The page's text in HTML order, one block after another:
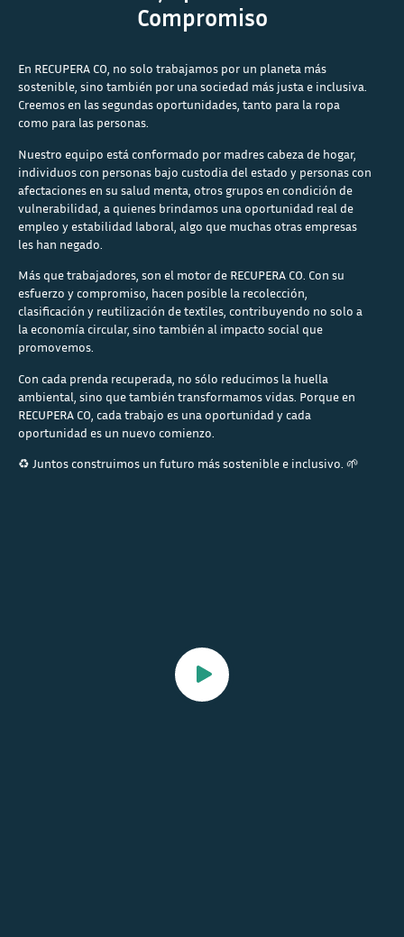
Compromiso
En RECUPERA CO, no solo trabajamos por un planeta más
sostenible, sino también por una sociedad más justa e inclusiva.
Creemos en las segundas oportunidades, tanto para la ropa
como para las personas.
Nuestro equipo está conformado por madres cabeza de hogar,
individuos con personas bajo custodia del estado y personas con
afectaciones en su salud menta, otros grupos en condición de
vulnerabilidad, a quienes brindamos una oportunidad real de
empleo y estabilidad laboral, algo que muchas otras empresas
les han negado.
Más que trabajadores, son el motor de RECUPERA CO. Con su
esfuerzo y compromiso, hacen posible la recolección,
clasificación y reutilización de textiles, contribuyendo no solo a
la economía circular, sino también al impacto social que
promovemos.
Con cada prenda recuperada, no sólo reducimos la huella
ambiental, sino que también transformamos vidas. Porque en
RECUPERA CO, cada trabajo es una oportunidad y cada
oportunidad es un nuevo comienzo.
♻️ Juntos construimos un futuro más sostenible e inclusivo. 🌱